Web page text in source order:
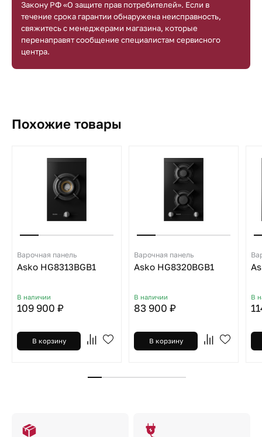
Закону РФ «О защите прав потребителей». Если в
течение срока гарантии обнаружена неисправность,
свяжитесь с менеджерами магазина, которые
перенаправят сообщение специалистам сервисного
центра.
Похожие товары
Варочная панель
Asko HG8313BGB1
В наличии
109 900 ₽
В корзину
Варочная панель
Asko HG8320BGB1
В наличии
83 900 ₽
В корзину
В